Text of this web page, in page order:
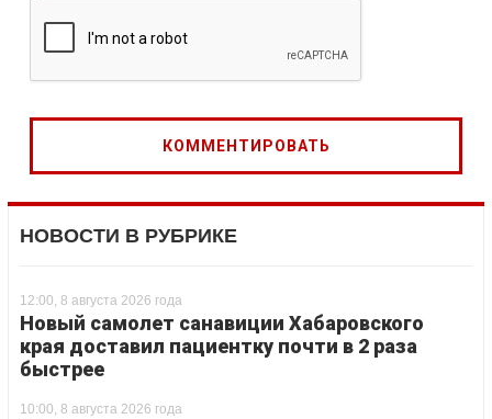
НОВОСТИ В РУБРИКЕ
12:00, 8 августа 2026 года
Новый самолет санавиции Хабаровского
края доставил пациентку почти в 2 раза
быстрее
10:00, 8 августа 2026 года